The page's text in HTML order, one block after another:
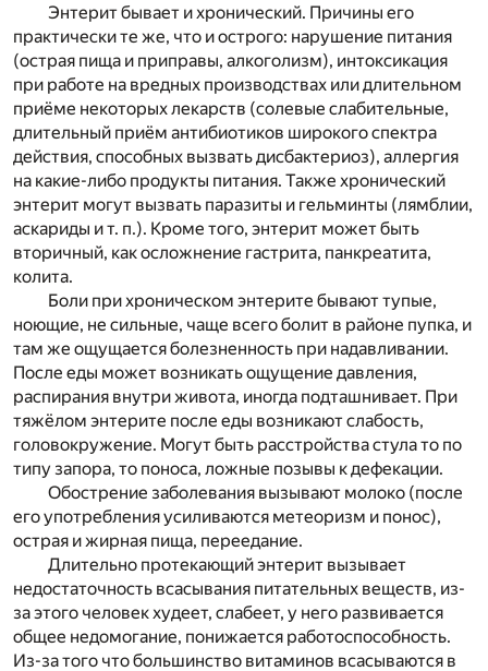
Энтерит бывает и хронический. Причины его
практически те же, что и острого: нарушение питания
(острая пища и приправы, алкоголизм), интоксикация
при работе на вредных производствах или длительном
приёме некоторых лекарств (солевые слабительные,
длительный приём антибиотиков широкого спектра
действия, способных вызвать дисбактериоз), аллергия
на какие-либо продукты питания. Также хронический
энтерит могут вызвать паразиты и гельминты (лямблии,
аскариды и т. п.). Кроме того, энтерит может быть
вторичный, как осложнение гастрита, панкреатита,
колита.
Боли при хроническом энтерите бывают тупые,
ноющие, не сильные, чаще всего болит в районе пупка, и
там же ощущается болезненность при надавливании.
После еды может возникать ощущение давления,
распирания внутри живота, иногда подташнивает. При
тяжёлом энтерите после еды возникают слабость,
головокружение. Могут быть расстройства стула то по
типу запора, то поноса, ложные позывы к дефекации.
Обострение заболевания вызывают молоко (после
его употребления усиливаются метеоризм и понос),
острая и жирная пища, переедание.
Длительно протекающий энтерит вызывает
недостаточность всасывания питательных веществ, из-
за этого человек худеет, слабеет, у него развивается
общее недомогание, понижается работоспособность.
Из-за того что большинство витаминов всасываются в